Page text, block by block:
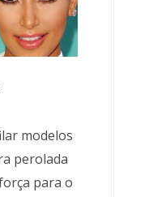
modelos
perolada
para o